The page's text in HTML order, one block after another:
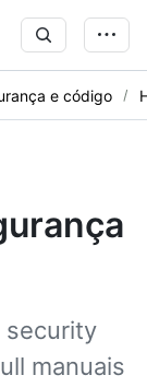
e código
security
manuais